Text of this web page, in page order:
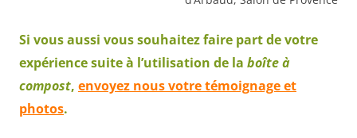
Si vous aussi vous souhaitez faire part de votre
expérience suite à l’utilisation de la boîte à
compost, envoyez nous votre témoignage et
photos.